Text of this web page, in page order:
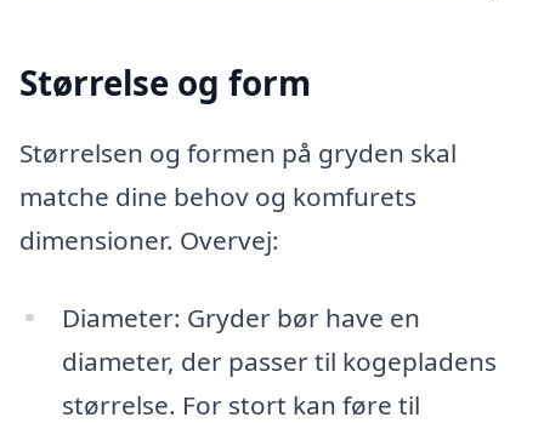
Størrelse og form
Størrelsen og formen på gryden skal
matche dine behov og komfurets
dimensioner. Overvej:
Diameter: Gryder bør have en
diameter, der passer til kogepladens
størrelse. For stort kan føre til